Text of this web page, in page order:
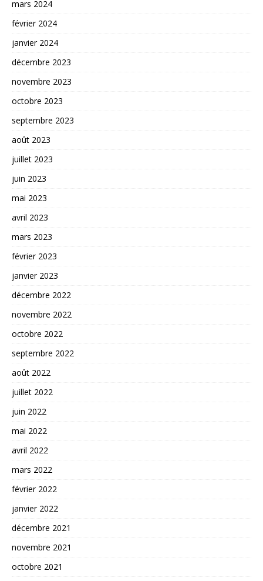
mars 2024
février 2024
janvier 2024
décembre 2023
novembre 2023
octobre 2023
septembre 2023
août 2023
juillet 2023
juin 2023
mai 2023
avril 2023
mars 2023
février 2023
janvier 2023
décembre 2022
novembre 2022
octobre 2022
septembre 2022
août 2022
juillet 2022
juin 2022
mai 2022
avril 2022
mars 2022
février 2022
janvier 2022
décembre 2021
novembre 2021
octobre 2021